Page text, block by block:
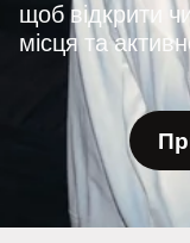
щоб відкрити
місця та